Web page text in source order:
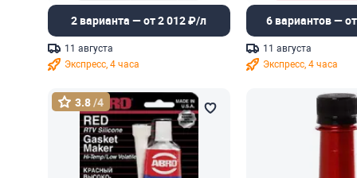
высокотемпературный красный
2 варианта — от 2 012 ₽/л
11 августа
Экспресс, 4 часа
прокладок
6 вариантов —
11 августа
Экспресс, 4 часа
3.8/4